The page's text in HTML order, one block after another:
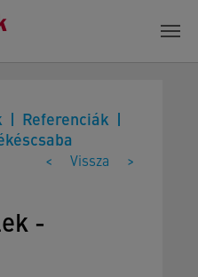
Referenciák
< Vissza >
-